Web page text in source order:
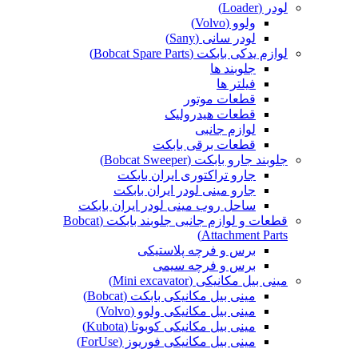
لودر (Loader)
ولوو (Volvo)
لودر سانی (Sany)
لوازم یدکی بابکت (Bobcat Spare Parts)
جلوبند ها
فیلتر ها
قطعات موتور
قطعات هیدرولیک
لوازم جانبی
قطعات برقی بابکت
جلوبند جارو بابکت (Bobcat Sweeper)
جارو تراکتوری ایران بابکت
جارو مینی لودر ایران بابکت
ساحل روب مینی لودر ایران بابکت
قطعات و لوازم جانبی جلوبند بابکت (Bobcat
Attachment Parts)
برس و فرچه پلاستیکی
برس و فرچه سیمی
مینی بیل مکانیکی (Mini excavator)
مینی بیل مکانیکی بابکت (Bobcat)
مینی بیل مکانیکی ولوو (Volvo)
مینی بیل مکانیکی کوبوتا (Kubota)
مینی بیل مکانیکی فوریوز (ForUse)